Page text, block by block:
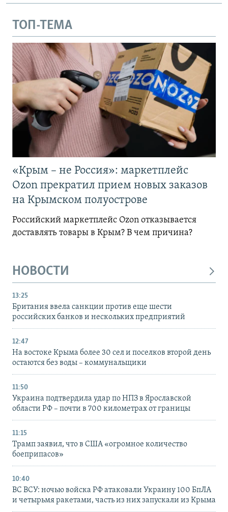
ТОП-ТЕМА
«Крым – не Россия»: маркетплейс
Ozon прекратил прием новых заказов
на Крымском полуострове
Российский маркетплейс Ozon отказывается
доставлять товары в Крым? В чем причина?
НОВОСТИ
13:25
Британия ввела санкции против еще шести
российских банков и нескольких предприятий
12:47
На востоке Крыма более 30 сел и поселков второй день
остаются без воды – коммунальщики
11:50
Украина подтвердила удар по НПЗ в Ярославской
области РФ – почти в 700 километрах от границы
11:15
Трамп заявил, что в США «огромное количество
боеприпасов»
10:40
ВС ВСУ: ночью войска РФ атаковали Украину 100 БпЛА
и четырьмя ракетами, часть из них запускали из Крыма